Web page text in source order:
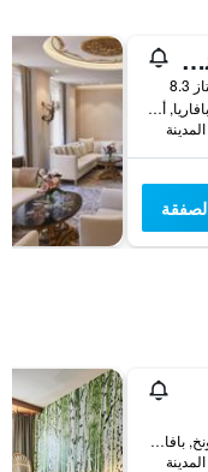
سوفيتيل ميونيخ بايربوست
طريق باير 12, ميونخ, بافاريا, ألمانيا
Sonnenstraße 5, ميونخ, بافاريا, ألمانيا